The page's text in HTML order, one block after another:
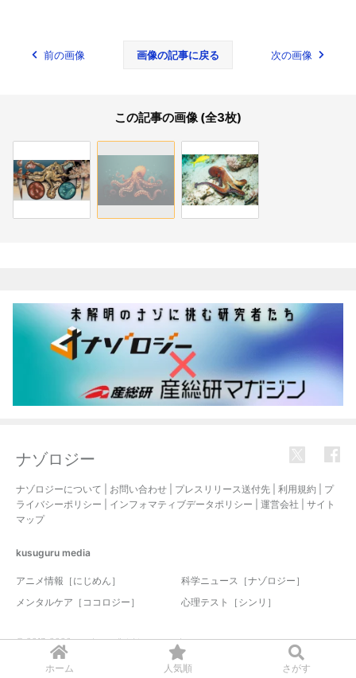
ホーム 人気順 さがす
前の画像 画像の記事に戻る 次の画像
この記事の画像 (全3枚)
ナゾロジー
ナゾロジーについて お問い合わせ プレスリリース送付先 利用規約
プ
ライバシーポリシー
インフォマティブデータポリシー 運営会社
サイト
マップ
kusuguru media
アニメ情報［にじめん］
科学ニュース［ナゾロジー］
メンタルケア［ココロジー］
心理テスト［シンリ］
© 2017-2026 nazology. all rights reserved.